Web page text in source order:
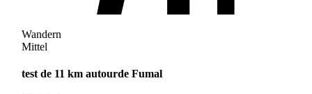
Wandern
Mittel
test de 11 km autourde Fumal